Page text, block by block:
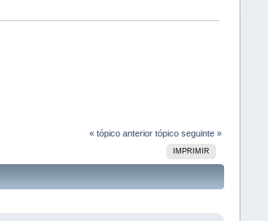
« tópico anterior tópico seguinte »
IMPRIMIR